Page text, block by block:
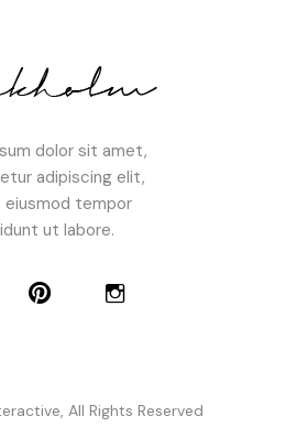
dolor sit amet,
adipiscing elit,
eiusmod tempor
ut labore.
, All Rights Reserved